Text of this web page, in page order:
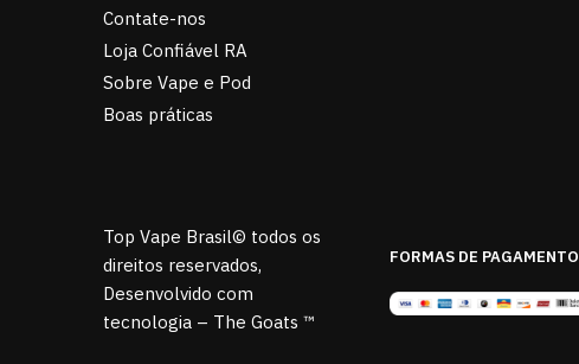
Contate-nos
Loja Confiável RA
Sobre Vape e Pod
Boas práticas
Top Vape Brasil© todos os
direitos reservados,
Desenvolvido com
tecnologia – The Goats ™
FORMAS DE PAGAMENTO